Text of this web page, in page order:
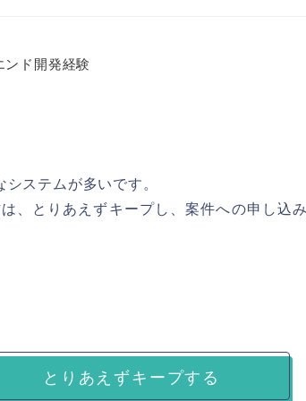
ド開発経験
ステムが多いです。
、とりあえずキープし、案件への申し込
とりあえずキープする